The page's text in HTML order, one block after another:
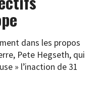
dans les propos
Pete Hegseth, qui
» l’inaction de 31